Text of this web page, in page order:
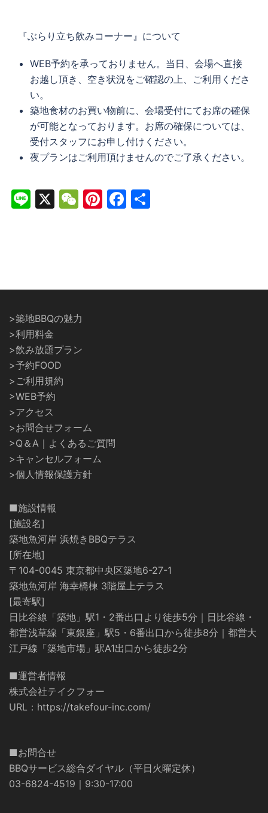
『ぶらり立ち飲みコーナー』について
WEB予約を承っておりません。当日、会場へ直接
お越し頂き、空き状況をご確認の上、ご利用くださ
い。
築地食材のお買い物前に、会場受付にてお席の確保
が可能となっております。お席の確保については、
受付スタッフにお申し付けください。
夜プランはご利用頂けませんのでご了承ください。
Line
X WeChat
Pinterest
Facebook
>築地BBQの魅力
>利用料金
>飲み放題プラン
>予約FOOD
>ご利用規約
>WEB予約
>アクセス
>お問合せフォーム
>Q＆A｜よくあるご質問
>キャンセルフォーム
>個人情報保護方針
■施設情報
[施設名]
築地魚河岸 浜焼きBBQテラス
[所在地]
〒104-0045 東京都中央区築地6-27-1
築地魚河岸 海幸橋棟 3階屋上テラス
[最寄駅]
日比谷線「築地」駅1・2番出口より徒歩5分｜日比谷線・
都営浅草線「東銀座」駅5・6番出口から徒歩8分｜都営大
江戸線「築地市場」駅A1出口から徒歩2分
■運営者情報
株式会社テイクフォー
URL： https://takefour-inc.com/
■お問合せ
BBQサービス総合ダイヤル（平日火曜定休）
03-6824-4519｜9:30-17:00